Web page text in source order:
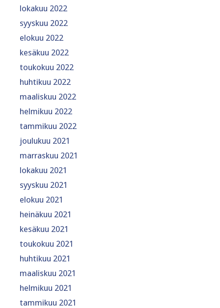
lokakuu 2022
syyskuu 2022
elokuu 2022
kesäkuu 2022
toukokuu 2022
huhtikuu 2022
maaliskuu 2022
helmikuu 2022
tammikuu 2022
joulukuu 2021
marraskuu 2021
lokakuu 2021
syyskuu 2021
elokuu 2021
heinäkuu 2021
kesäkuu 2021
toukokuu 2021
huhtikuu 2021
maaliskuu 2021
helmikuu 2021
tammikuu 2021